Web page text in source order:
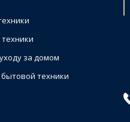
за домом
техники